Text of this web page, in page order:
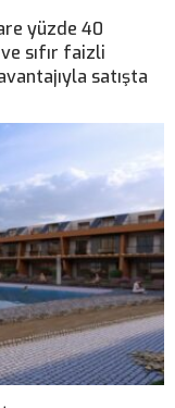
yüzde 40
sıfır faizli
satışta